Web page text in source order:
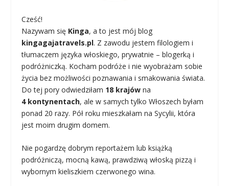
Cześć!
Nazywam się Kinga, a to jest mój blog
kingagajatravels.pl. Z zawodu jestem filologiem i
tłumaczem języka włoskiego, prywatnie – blogerką i
podróżniczką. Kocham podróże i nie wyobrażam sobie
życia bez możliwości poznawania i smakowania świata.
Do tej pory odwiedziłam 18 krajów na
4 kontynentach, ale w samych tylko Włoszech byłam
ponad 20 razy. Pół roku mieszkałam na Sycylii, która
jest moim drugim domem.
Nie pogardzę dobrym reportażem lub książką
podróżniczą, mocną kawą, prawdziwą włoską pizzą i
wybornym kieliszkiem czerwonego wina.